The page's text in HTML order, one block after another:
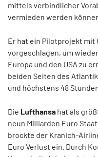
mittels verbindlicher
vermieden werden
Er hat ein Pilotprojekt mit
vorgeschlagen, um
Europa und den USA zu
beiden Seiten des
und höchstens 48
Die Lufthansa hat als
neun Milliarden Euro
brockte der Kranich-
Euro Verlust ein. Durch